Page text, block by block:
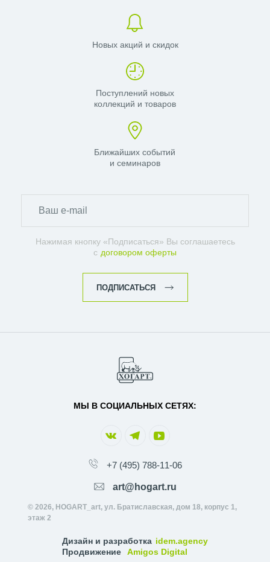
Новых акций и скидок
Поступлений новых
коллекций и товаров
Ближайших событий
и семинаров
Нажимая кнопку «Подписаться» Вы соглашаетесь
с договором оферты
ПОДПИСАТЬСЯ
МЫ В СОЦИАЛЬНЫХ СЕТЯХ:
+7 (495) 788-11-06
art@hogart.ru
© 2026, HOGART_art, ул. Братиславская, дом 18, корпус 1,
этаж 2
Дизайн и разработка idem.agency
Продвижение
Amigos Digital